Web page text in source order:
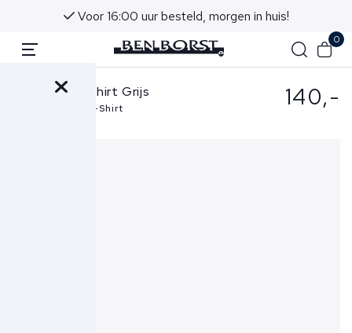
Voor 16:00 uur besteld, morgen in huis!
0
FLÂNEUR T-shirt Grijs
Sounds Good T-Shirt 140,-